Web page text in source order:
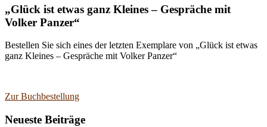
„Glück ist etwas ganz Kleines – Gespräche mit
Volker Panzer“
Bestellen Sie sich eines der letzten Exemplare von „Glück ist etwas
ganz Kleines – Gespräche mit Volker Panzer“
Zur Buchbestellung
Neueste Beiträge